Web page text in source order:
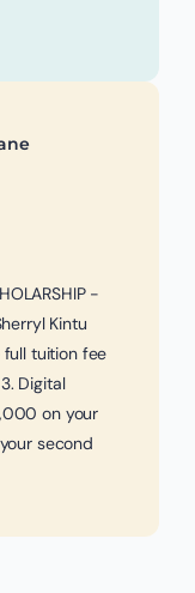
-
Kintu
tuition fee
Digital
on your
second